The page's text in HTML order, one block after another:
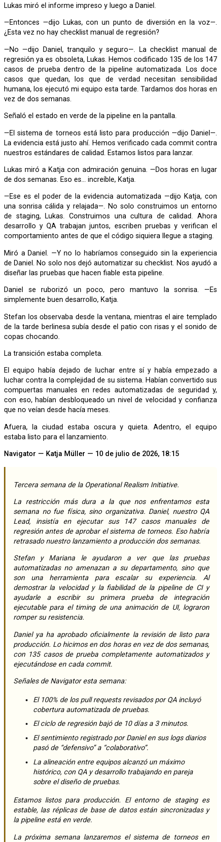
Lukas miró el informe impreso y luego a Daniel.
—Entonces —dijo Lukas, con un punto de diversión en la voz—.
¿Esta vez no hay checklist manual de regresión?
—No —dijo Daniel, tranquilo y seguro—. La checklist manual de
regresión ya es obsoleta, Lukas. Hemos codificado 135 de los 147
casos de prueba dentro de la pipeline automatizada. Los doce
casos que quedan, los que de verdad necesitan sensibilidad
humana, los ejecutó mi equipo esta tarde. Tardamos dos horas en
vez de dos semanas.
Señaló el estado en verde de la pipeline en la pantalla.
—El sistema de torneos está listo para producción —dijo Daniel—.
La evidencia está justo ahí. Hemos verificado cada commit contra
nuestros estándares de calidad. Estamos listos para lanzar.
Lukas miró a Katja con admiración genuina. —Dos horas en lugar
de dos semanas. Eso es… increíble, Katja.
—Ese es el poder de la evidencia automatizada —dijo Katja, con
una sonrisa cálida y relajada—. No solo construimos un entorno
de staging, Lukas. Construimos una cultura de calidad. Ahora
desarrollo y QA trabajan juntos, escriben pruebas y verifican el
comportamiento antes de que el código siquiera llegue a staging.
Miró a Daniel. —Y no lo habríamos conseguido sin la experiencia
de Daniel. No solo nos dejó automatizar su checklist. Nos ayudó a
diseñar las pruebas que hacen fiable esta pipeline.
Daniel se ruborizó un poco, pero mantuvo la sonrisa. —Es
simplemente buen desarrollo, Katja.
Stefan los observaba desde la ventana, mientras el aire templado
de la tarde berlinesa subía desde el patio con risas y el sonido de
copas chocando.
La transición estaba completa.
El equipo había dejado de luchar entre sí y había empezado a
luchar contra la complejidad de su sistema. Habían convertido sus
compuertas manuales en redes automatizadas de seguridad y,
con eso, habían desbloqueado un nivel de velocidad y confianza
que no veían desde hacía meses.
Afuera, la ciudad estaba oscura y quieta. Adentro, el equipo
estaba listo para el lanzamiento.
Navigator — Katja Müller — 10 de julio de 2026, 18:15
Tercera semana de la Operational Realism Initiative.
La restricción más dura a la que nos enfrentamos esta
semana no fue física, sino organizativa. Daniel, nuestro QA
Lead, insistía en ejecutar sus 147 casos manuales de
regresión antes de aprobar el sistema de torneos. Eso habría
retrasado nuestro lanzamiento a producción dos semanas.
Stefan y Mariana le ayudaron a ver que las pruebas
automatizadas no amenazan a su departamento, sino que
son una herramienta para escalar su experiencia. Al
demostrar la velocidad y la fiabilidad de la pipeline de CI y
ayudarle a escribir su primera prueba de integración
ejecutable para el timing de una animación de UI, lograron
romper su resistencia.
Daniel ya ha aprobado oficialmente la revisión de listo para
producción. Lo hicimos en dos horas en vez de dos semanas,
con 135 casos de prueba completamente automatizados y
ejecutándose en cada commit.
Señales de Navigator esta semana:
El 100% de los pull requests revisados por QA incluyó
cobertura automatizada de pruebas.
El ciclo de regresión bajó de 10 días a 3 minutos.
El sentimiento registrado por Daniel en sus logs diarios
pasó de “defensivo” a “colaborativo”.
La alineación entre equipos alcanzó un máximo
histórico, con QA y desarrollo trabajando en pareja
sobre el diseño de pruebas.
Estamos listos para producción. El entorno de staging es
estable, las réplicas de base de datos están sincronizadas y
la pipeline está en verde.
La próxima semana lanzaremos el sistema de torneos en